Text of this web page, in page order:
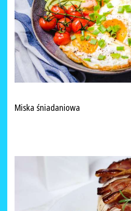
Miska śniadaniowa